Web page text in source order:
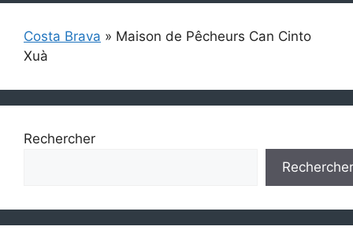
Costa Brava » Maison de Pêcheurs Can Cinto
Xuà
Rechercher
Rechercher